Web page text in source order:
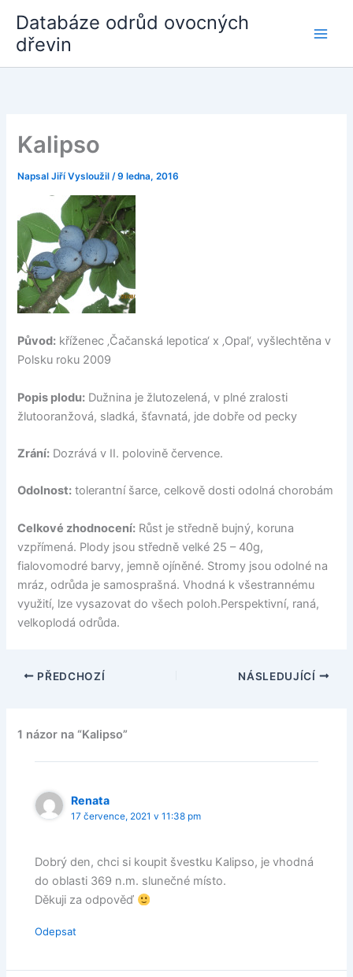
obsah
Databáze odrůd ovocných
dřevin
Kalipso
NapsalJiří Vysloužil/9 ledna, 2016
Původ: kříženec ‚Čačanská lepotica‘ x ‚Opal‘, vyšlechtěna v
Polsku roku 2009
Popis plodu: Dužnina je žlutozelená, v plné zralosti
žlutooranžová, sladká, šťavnatá, jde dobře od pecky
Zrání: Dozrává v II. polovině července.
Odolnost: tolerantní šarce, celkově dosti odolná chorobám
Celkové zhodnocení: Růst je středně bujný, koruna
vzpřímená. Plody jsou středně velké 25 – 40g,
fialovomodré barvy, jemně ojíněné. Stromy jsou odolné na
mráz, odrůda je samosprašná. Vhodná k všestrannému
využití, lze vysazovat do všech poloh.Perspektivní, raná,
velkoplodá odrůda.
PŘEDCHOZÍ NÁSLEDUJÍCÍ
1 názor na “Kalipso”
Renata
17 července, 2021 v 11:38 pm
Dobrý den, chci si koupit švestku Kalipso, je vhodná
do oblasti 369 n.m. slunečné místo.
Děkuji za odpověď
Odepsat